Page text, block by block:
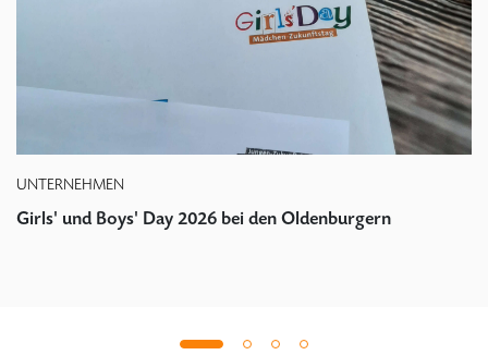
UNTERNEHMEN
Girls' und Boys' Day 2026 bei den Oldenburgern